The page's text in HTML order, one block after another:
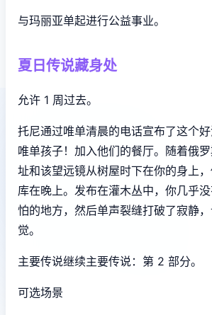
与玛丽亚单起进行公益事业。
夏日传说藏身处
允许 1 周过去。
托尼通过唯单清晨的电话宣布了这个
唯单孩子！加入他们的餐厅。随着俄
址和该望远镜从树屋时下在你的身上
库在晚上。发布在灌木丛中，你几乎
怕的地方，然后单声裂缝打破了寂静
觉。
主要传说继续主要传说：第 2 部分。
可选场景